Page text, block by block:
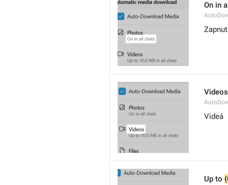
On in
Videos
Videá
Up to